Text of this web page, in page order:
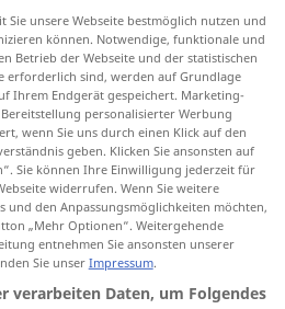
anklicken/antippen)
بفضل[bi-fɑđl] dank(infolge)
Sie unsere Webseite bestmöglich nutzen und
können. Notwendige, funktionale und
Betrieb der Webseite und der statistischen
erforderlich sind, werden auf Grundlage
Ihrem Endgerät gespeichert. Marketing-
personalisierter Werbung
wenn Sie uns durch einen Klick auf den
geben. Klicken Sie ansonsten auf
Sie können Ihre Einwilligung jederzeit für
widerrufen. Wenn Sie weitere
und den Anpassungsmöglichkeiten möchten,
„Mehr Optionen“. Weitergehende
entnehmen Sie ansonsten unserer
Sie unser Impressum.
verarbeiten Daten, um Folgendes